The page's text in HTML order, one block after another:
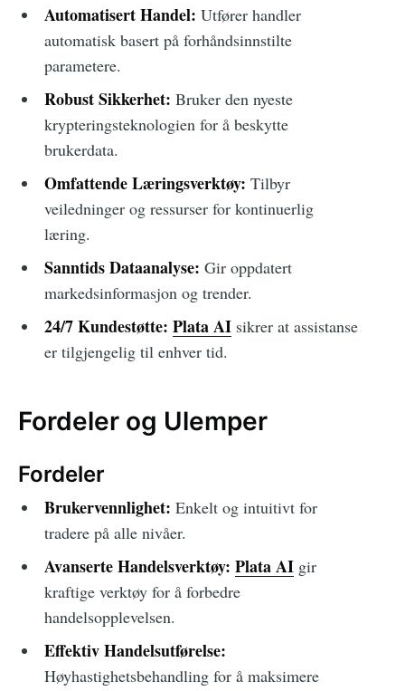
Automatisert Handel: Utfører handler
automatisk basert på forhåndsinnstilte
parametere.
Robust Sikkerhet: Bruker den nyeste
krypteringsteknologien for å beskytte
brukerdata.
Omfattende Læringsverktøy: Tilbyr
veiledninger og ressurser for kontinuerlig
læring.
Sanntids Dataanalyse: Gir oppdatert
markedsinformasjon og trender.
24/7 Kundestøtte: Plata AIsikrer at assistanse
er tilgjengelig til enhver tid.
Fordeler og Ulemper
Fordeler
Brukervennlighet: Enkelt og intuitivt for
tradere på alle nivåer.
Avanserte Handelsverktøy: Plata AIgir
kraftige verktøy for å forbedre
handelsopplevelsen.
Effektiv Handelsutførelse:
Høyhastighetsbehandling for å maksimere